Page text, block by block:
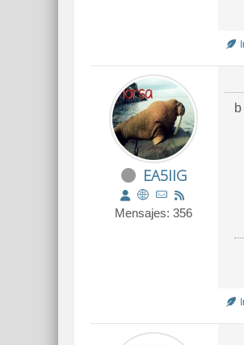
EA5IIG
Mensajes: 356
b